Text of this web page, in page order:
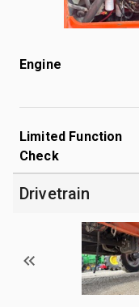
Engine
Limited Function
Check
Drivetrain